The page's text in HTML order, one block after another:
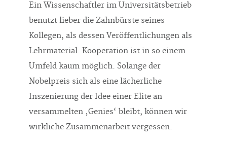
Ein Wissenschaftler im Universitätsbetrieb
benutzt lieber die Zahnbürste seines
Kollegen, als dessen Veröffentlichungen als
Lehrmaterial. Kooperation ist in so einem
Umfeld kaum möglich. Solange der
Nobelpreis sich als eine lächerliche
Inszenierung der Idee einer Elite an
versammelten ‚Genies‘ bleibt, können wir
wirkliche Zusammenarbeit vergessen.